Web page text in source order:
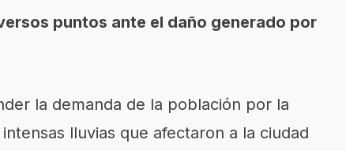
puntos ante el daño generado por
la demanda de la población por la
lluvias que afectaron a la ciudad